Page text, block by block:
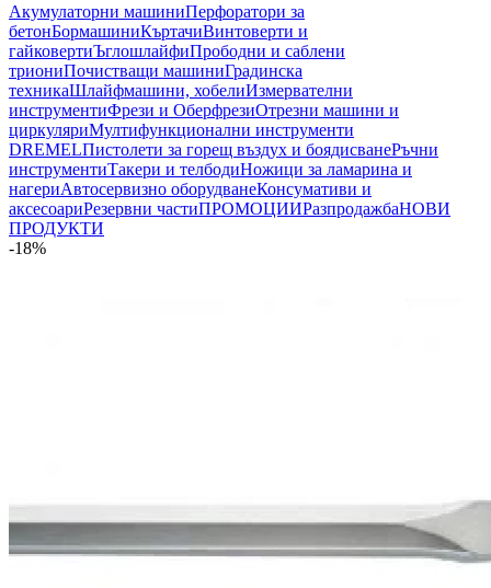
Акумулаторни машиниПерфоратори за
бетонБормашиниКъртачиВинтоверти и
гайковертиЪглошлайфиПрободни и саблени
триониПочистващи машиниГрадинска
техникаШлайфмашини, хобелиИзмервателни
инструментиФрези и ОберфрезиОтрезни машини и
циркуляриМултифункционални инструменти
DREMELПистолети за горещ въздух и боядисванеРъчни
инструментиТакери и телбодиНожици за ламарина и
нагериАвтосервизно оборудванеКонсумативи и
аксесоариРезервни частиПРОМОЦИИРазпродажбаНОВИ
ПРОДУКТИ
-18%